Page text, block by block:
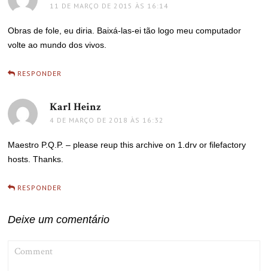
11 DE MARÇO DE 2015 ÀS 16:14
Obras de fole, eu diria. Baixá-las-ei tão logo meu computador
volte ao mundo dos vivos.
RESPONDER
Karl Heinz
4 DE MARÇO DE 2018 ÀS 16:32
Maestro P.Q.P. – please reup this archive on 1.drv or filefactory
hosts. Thanks.
RESPONDER
Deixe um comentário